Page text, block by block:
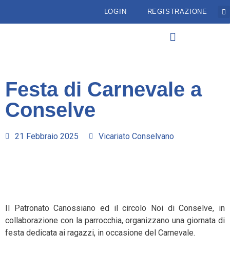
LOGIN REGISTRAZIONE
Festa di Carnevale a
Conselve
21 Febbraio 2025 Vicariato Conselvano
Il Patronato Canossiano ed il circolo Noi di Conselve, in
collaborazione con la parrocchia, organizzano una giornata di
festa dedicata ai ragazzi, in occasione del Carnevale.